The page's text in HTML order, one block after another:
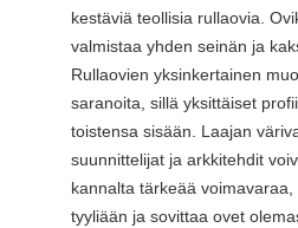
kestäviä teollisia rullaovia.
valmistaa yhden seinän ja
Rullaovien yksinkertainen
saranoita, sillä yksittäiset
toistensa sisään. Laajan
suunnittelijat ja arkkitehdit
kannalta tärkeää
tyyliään ja sovittaa ovet